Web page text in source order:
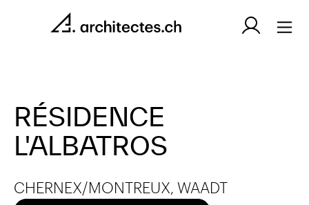
RÉSIDENCE
L'ALBATROS
CHERNEX/MONTREUX, WAADT